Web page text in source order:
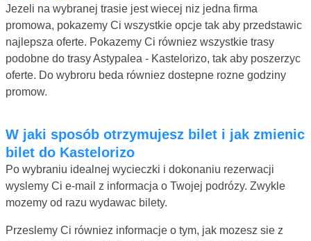
Jezeli na wybranej trasie jest wiecej niz jedna firma
promowa, pokazemy Ci wszystkie opcje tak aby przedstawic
najlepsza oferte. Pokazemy Ci równiez wszystkie trasy
podobne do trasy Astypalea - Kastelorizo, tak aby poszerzyc
oferte. Do wybroru beda równiez dostepne rozne godziny
promow.
W jaki sposób otrzymujesz bilet i jak zmienic
bilet do Kastelorizo
Po wybraniu idealnej wycieczki i dokonaniu rezerwacji
wyslemy Ci e-mail z informacja o Twojej podrózy. Zwykle
mozemy od razu wydawac bilety.
Przeslemy Ci równiez informacje o tym, jak mozesz sie z